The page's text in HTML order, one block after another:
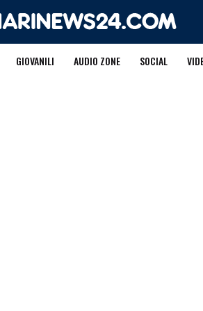
GIOVANILI AUDIO ZONE SOCIAL